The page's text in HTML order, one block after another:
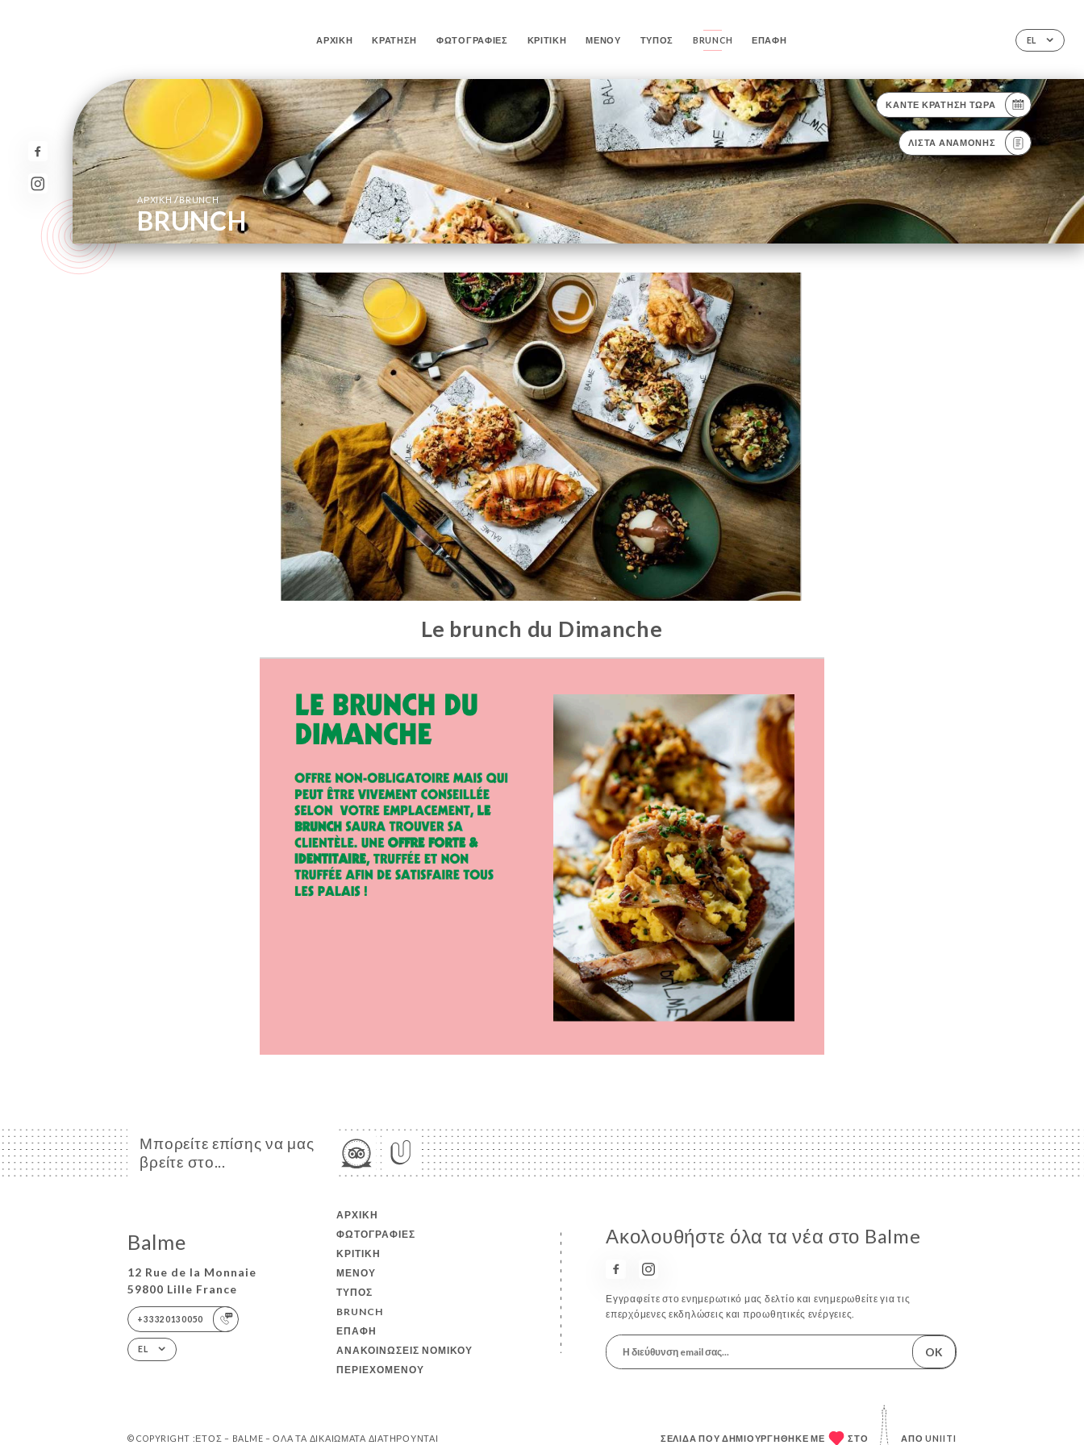
EL
ΑΡΧΙΚΉ ΚΡΆΤΗΣΗ ΦΩΤΟΓΡΑΦΊΕΣ ΚΡΙΤΙΚΉ ΜΕΝΟΎ ΤΎΠΟΣ BRUNCH ΕΠΑΦΉ
ΚΆΝΤΕ ΚΡΆΤΗΣΗ ΤΏΡΑ
ΛΊΣΤΑ ΑΝΑΜΟΝΉΣ
ΑΡΧΙΚΉ/BRUNCH
BRUNCH
Le brunch du Dimanche
Μπορείτε επίσης να μας
βρείτε στο...
Balme
12 Rue de la Monnaie
59800 Lille France
+33320130050
EL
ΑΡΧΙΚΉ
ΦΩΤΟΓΡΑΦΊΕΣ
ΚΡΙΤΙΚΉ
ΜΕΝΟΎ
ΤΎΠΟΣ
BRUNCH
ΕΠΑΦΉ
ΑΝΑΚΟΙΝΏΣΕΙΣ ΝΟΜΙΚΟΎ
ΠΕΡΙΕΧΟΜΈΝΟΥ
Ακολουθήστε όλα τα νέα στο Balme
Εγγραφείτε στο ενημερωτικό μας δελτίο και ενημερωθείτε για τις
επερχόμενες εκδηλώσεις και προωθητικές ενέργειες.
OK
© COPYRIGHT :ΈΤΟΣ – BALME – ΌΛΑ ΤΑ ΔΙΚΑΙΏΜΑΤΑ ΔΙΑΤΗΡΟΎΝΤΑΙ ΣΕΛΊΔΑ ΠΟΥ ΔΗΜΙΟΥΡΓΉΘΗΚΕ ΜΕ ΣΤΟ ΑΠΌUNIITI